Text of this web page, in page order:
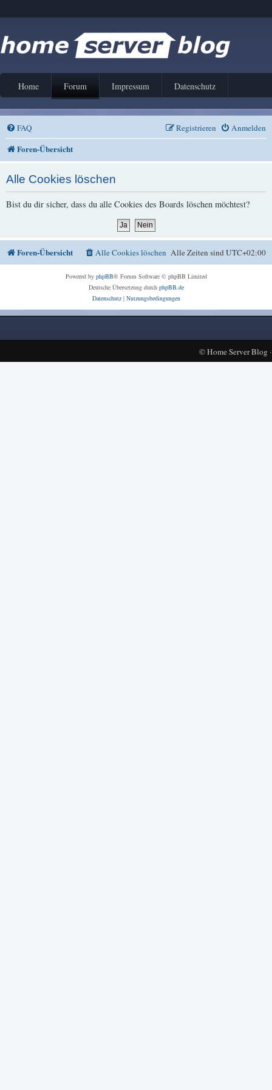
Home Forum Impressum Datenschutz
FAQ Anmelden
Registrieren
Foren-Übersicht
Alle Cookies löschen
Bist du dir sicher, dass du alle Cookies des Boards löschen möchtest?
Foren-Übersicht Alle Zeiten sindUTC+02:00
Alle Cookies löschen
Powered by phpBB® Forum Software © phpBB Limited
Deutsche Übersetzung durch phpBB.de
Datenschutz| Nutzungsbedingungen
©Home Server Blog